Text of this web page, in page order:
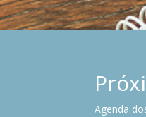
Agenda